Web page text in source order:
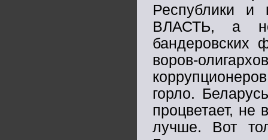
Республики и
ВЛАСТЬ, а
бандеровских
воров-
горло.
процветает,
лучше. Вот